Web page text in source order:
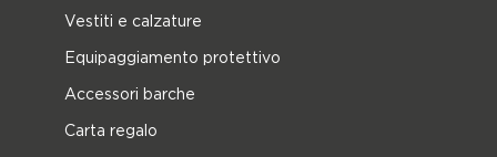
Vestiti e calzature
Equipaggiamento protettivo
Accessori barche
Carta regalo